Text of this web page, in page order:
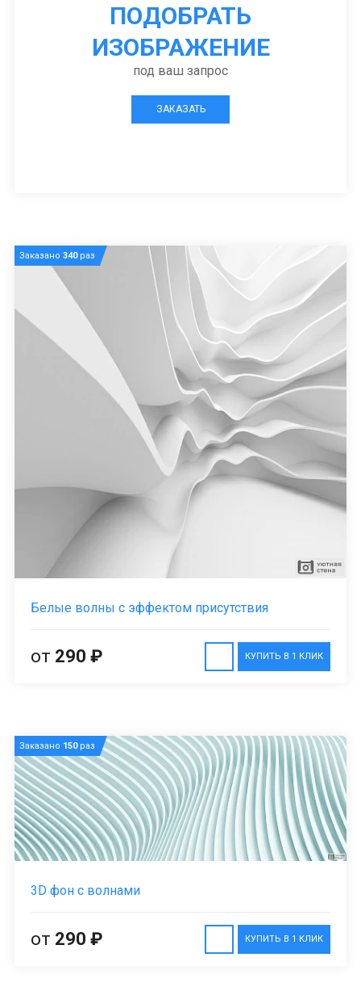
ПОДОБРАТЬ
ИЗОБРАЖЕНИЕ
под ваш запрос
ЗАКАЗАТЬ
Заказано 340раз
Белые волны с эффектом присутствия
КУПИТЬ В 1 КЛИК
от 290 ₽
Заказано 150раз
3D фон с волнами
КУПИТЬ В 1 КЛИК
от 290 ₽